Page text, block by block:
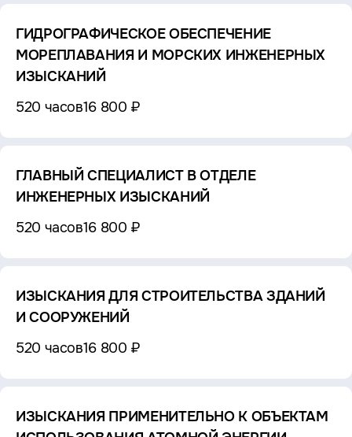
ГИДРОГРАФИЧЕСКОЕ ОБЕСПЕЧЕНИЕ
МОРЕПЛАВАНИЯ И МОРСКИХ ИНЖЕНЕРНЫХ
ИЗЫСКАНИЙ
520 часов16 800 ₽
ГЛАВНЫЙ СПЕЦИАЛИСТ В ОТДЕЛЕ
ИНЖЕНЕРНЫХ ИЗЫСКАНИЙ
520 часов16 800 ₽
ИЗЫСКАНИЯ ДЛЯ СТРОИТЕЛЬСТВА ЗДАНИЙ
И СООРУЖЕНИЙ
520 часов16 800 ₽
ИЗЫСКАНИЯ ПРИМЕНИТЕЛЬНО К ОБЪЕКТАМ